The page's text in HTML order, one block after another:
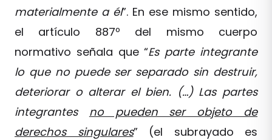
materialmente a él”. En ese mismo sentido,
el artículo 887º del mismo cuerpo
normativo señala que “Es parte integrante
lo que no puede ser separado sin destruir,
deteriorar o alterar el bien. (…) Las partes
integrantes no pueden ser objeto de
derechos singulares” (el subrayado es